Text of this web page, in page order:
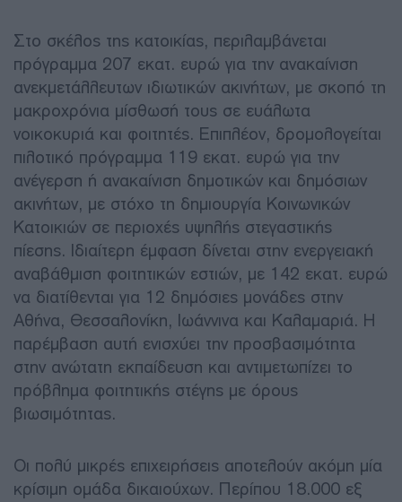
Στο σκέλος της κατοικίας, περιλαμβάνεται
πρόγραμμα 207 εκατ. ευρώ για την ανακαίνιση
ανεκμετάλλευτων ιδιωτικών ακινήτων, με σκοπό τη
μακροχρόνια μίσθωσή τους σε ευάλωτα
νοικοκυριά και φοιτητές. Επιπλέον, δρομολογείται
πιλοτικό πρόγραμμα 119 εκατ. ευρώ για την
ανέγερση ή ανακαίνιση δημοτικών και δημόσιων
ακινήτων, με στόχο τη δημιουργία Κοινωνικών
Κατοικιών σε περιοχές υψηλής στεγαστικής
πίεσης. Ιδιαίτερη έμφαση δίνεται στην ενεργειακή
αναβάθμιση φοιτητικών εστιών, με 142 εκατ. ευρώ
να διατίθενται για 12 δημόσιες μονάδες στην
Αθήνα, Θεσσαλονίκη, Ιωάννινα και Καλαμαριά. Η
παρέμβαση αυτή ενισχύει την προσβασιμότητα
στην ανώτατη εκπαίδευση και αντιμετωπίζει το
πρόβλημα φοιτητικής στέγης με όρους
βιωσιμότητας.
Οι πολύ μικρές επιχειρήσεις αποτελούν ακόμη μία
κρίσιμη ομάδα δικαιούχων. Περίπου 18.000 εξ